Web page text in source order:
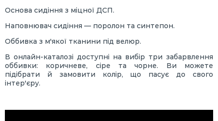
Основа сидіння з міцної ДСП.
Наповнювач сидіння — поролон та синтепон.
Оббивка з м'якої тканини під велюр.
В онлайн-каталозі доступні на вибір три забарвлення
оббивки: коричневе, сіре та чорне. Ви можете
підібрати й замовити колір, що пасує до свого
інтер'єру.